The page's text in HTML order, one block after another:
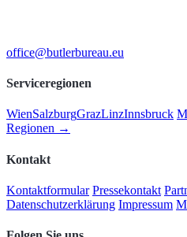
office@butlerbureau.eu
Serviceregionen
WienSalzburgGrazLinzInnsbruck
Regionen →
Kontakt
Kontaktformular Pressekontakt
Datenschutzerklärung Impressum